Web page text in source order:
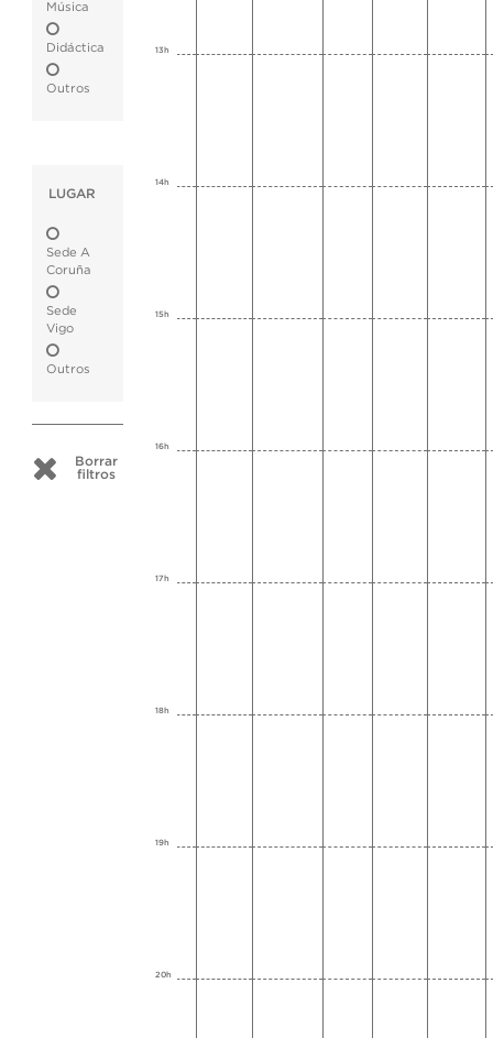
Música
Didáctica
Outros
LUGAR
Sede A
Coruña
Sede
Vigo
Outros
Borrar
filtros
13h
14h
15h
16h
17h
18h
19h
20h